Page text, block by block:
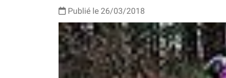
Publié le 26/03/2018